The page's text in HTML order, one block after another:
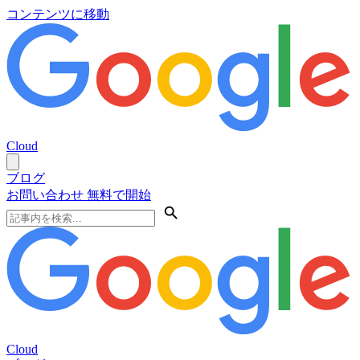
コンテンツに移動
Cloud
ブログ
お問い合わせ 無料で開始
Cloud